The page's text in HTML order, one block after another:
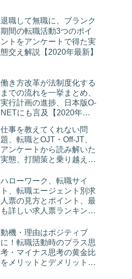
退職して無職に、ブランク
期間の転職活動3つのポイ
ントをアンケートで得た実
態交え解説【2020年最新】
働き方改革が法制度化する
までの流れを一挙まとめ、
実行計画の進捗、日本版O-
NETにも言及【2020年更
仕事を教えてくれない問
題、転職とOJT・Off-JT、
アンケートから読み解いた
実態、打開策と乗り越える
ハローワーク、転職サイ
ト、転職エージェント別求
人票の見方とポイント、最
も詳しい求人票ランキング
動機・理由はポジティブ
に！転職活動時のプラス思
考・マイナス思考の黄金比
をメリットとデメリットか